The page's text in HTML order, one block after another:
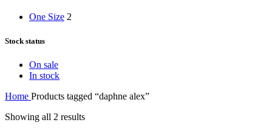
One Size 2
Stock status
On sale
In stock
Home Products tagged “daphne alex”
Showing all 2 resultsSorted